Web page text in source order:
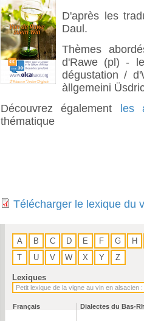
D'après les
Daul.
Thèmes
d'Rawe (pl) -
dégustation /
àllgemeini
Découvrez également les
thématique
Télécharger le lexique du
A B C D E F G
H
T
U V W X Y Z
Lexiques
Français Dialectes du Bas-